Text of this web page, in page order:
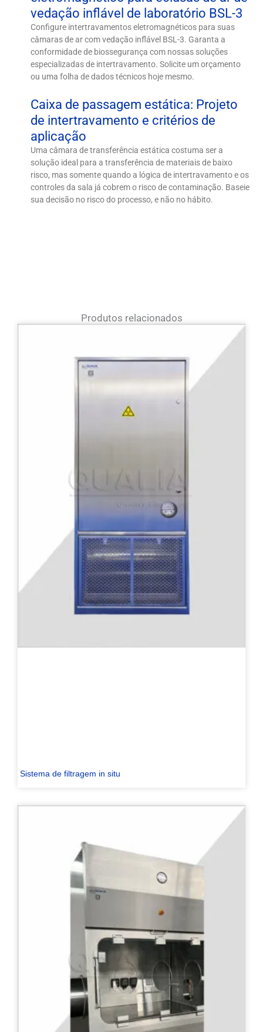
vedação inflável de laboratório BSL-3
Configure intertravamentos eletromagnéticos para suas
câmaras de ar com vedação inflável BSL-3. Garanta a
conformidade de biossegurança com nossas soluções
especializadas de intertravamento. Solicite um orçamento
ou uma folha de dados técnicos hoje mesmo.
Caixa de passagem estática: Projeto
de intertravamento e critérios de
aplicação
Uma câmara de transferência estática costuma ser a
solução ideal para a transferência de materiais de baixo
risco, mas somente quando a lógica de intertravamento e os
controles da sala já cobrem o risco de contaminação. Baseie
sua decisão no risco do processo, e não no hábito.
Produtos relacionados
Sistema de filtragem in situ